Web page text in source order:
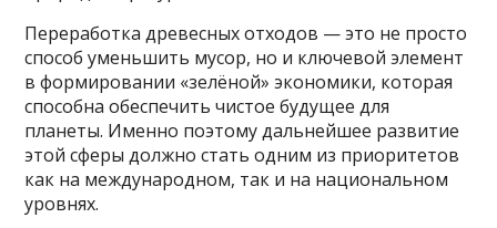
Переработка древесных отходов — это не просто
способ уменьшить мусор, но и ключевой элемент
в формировании «зелёной» экономики, которая
способна обеспечить чистое будущее для
планеты. Именно поэтому дальнейшее развитие
этой сферы должно стать одним из приоритетов
как на международном, так и на национальном
уровнях.